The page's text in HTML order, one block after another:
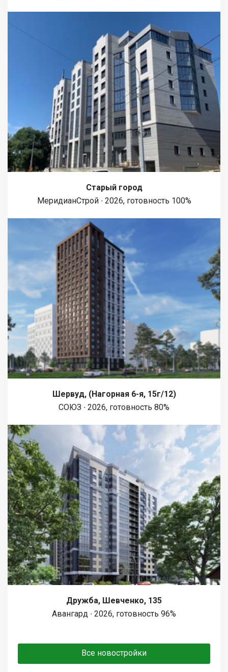
Старый город
МеридианСтрой ∙ 2026, готовность 100%
Шервуд, (Нагорная 6-я, 15г/12)
СОЮЗ ∙ 2026, готовность 80%
Дружба, Шевченко, 135
Авангард ∙ 2026, готовность 96%
Все новостройки